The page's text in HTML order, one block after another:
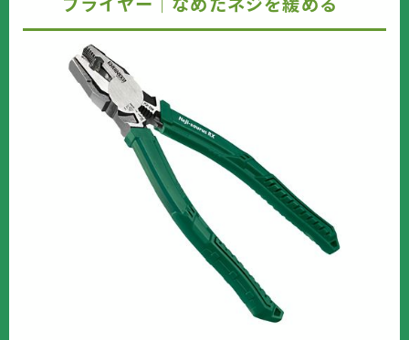
ブタイヤのカブは、パンクするとその場で走行を
続けるのが難しくなることがありま...
プライヤー｜なめたネジを緩める